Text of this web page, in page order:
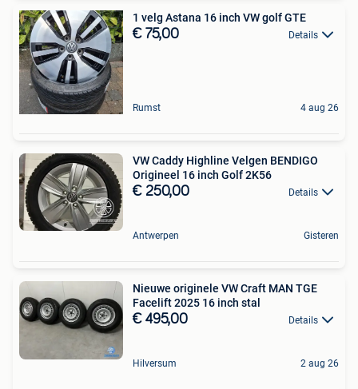
1 velg Astana 16 inch VW golf GTE
€ 75,00 Details
Rumst 4 aug 26
VW Caddy Highline Velgen BENDIGO
Origineel 16 inch Golf 2K56
€ 250,00 Details
Antwerpen Gisteren
Nieuwe originele VW Craft MAN TGE
Facelift 2025 16 inch stal
€ 495,00 Details
Hilversum 2 aug 26